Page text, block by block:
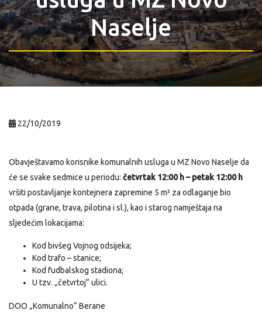
Naselje
22/10/2019
Obavještavamo korisnike komunalnih usluga u MZ Novo Naselje da
će se svake sedmice u periodu: četvrtak 12:00 h – petak 12:00 h
vršiti postavljanje kontejnera zapremine 5 m³ za odlaganje bio
otpada (grane, trava, pilotina i sl.), kao i starog namještaja na
sljedećim lokacijama:
Kod bivšeg Vojnog odsijeka;
Kod trafo – stanice;
Kod fudbalskog stadiona;
U tzv. „četvrtoj“ ulici.
DOO „Komunalno“ Berane